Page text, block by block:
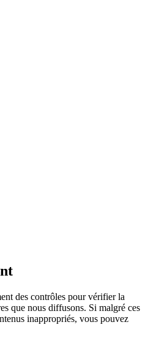
des contrôles pour vérifier la
que nous diffusons. Si malgré ces
inappropriés, vous pouvez